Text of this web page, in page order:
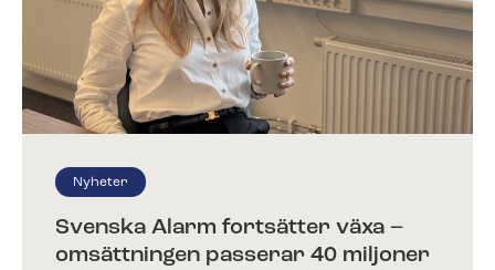
Kunder berättar
Träffa några av alla våra nöjda kunder.
Redo för ett nytt larm?
Redo för ett nytt larm?​
Fyll i ditt telefonnummer för prisförslag. Någon av
våra trevliga medarbetare återkommer till dig inom
Nyheter
Svenska Alarm fortsätter växa –
omsättningen passerar 40 miljoner